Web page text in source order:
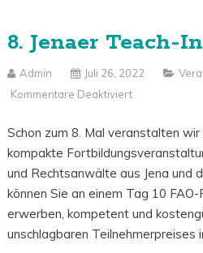
8. Jenaer Teach-
Admin Juli 26, 2022
Kommentare Deaktiviert
Jenaer
Teach-
In
Am
23.09.2022
Schon zum 8. Mal veranstalten
kompakte
und Rechtsanwälte aus Jena und
können Sie an einem Tag 10
erwerben, kompetent und
unschlagbaren Teilnehmerpreises